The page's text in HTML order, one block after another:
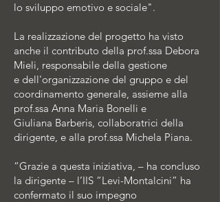
lo sviluppo emotivo e sociale".
La realizzazione del progetto ha visto
anche il contributo della prof.ssa Debora
Mieli, responsabile della gestione
e dell'organizzazione del gruppo e del
coordinamento generale, assieme alla
prof.ssa Anna Maria Bonelli e
Giuliana Barberis, collaboratrici della
dirigente, e alla prof.ssa Michela Piana.
“Grazie a questa iniziativa, – ha concluso
la dirigente – l’IIS “Levi-Montalcini” ha
confermato il suo impegno